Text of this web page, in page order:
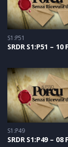
S1:P51
S1:P49